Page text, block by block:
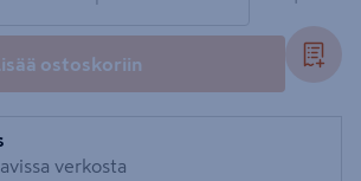
ostoskoriin
verkosta